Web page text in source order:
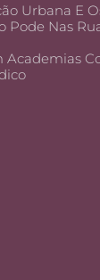
Urbana E
Pode Nas
Academias